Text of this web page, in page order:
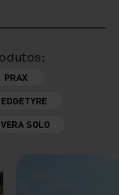
PRAX
EDGETYRE
VERA SOLO